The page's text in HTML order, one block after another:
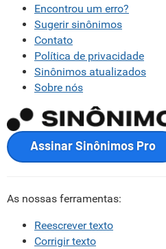
Encontrou um erro?
Sugerir sinônimos
Contato
Política de privacidade
Sinônimos atualizados
Sobre nós
Assinar Sinônimos Pro
As nossas ferramentas:
Reescrever texto
Corrigir texto